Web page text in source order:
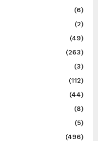
(6)
(2)
(49)
(263)
(3)
(112)
(44)
(8)
(5)
(496)